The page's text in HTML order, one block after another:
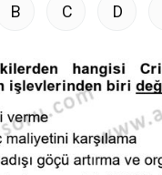
B C D